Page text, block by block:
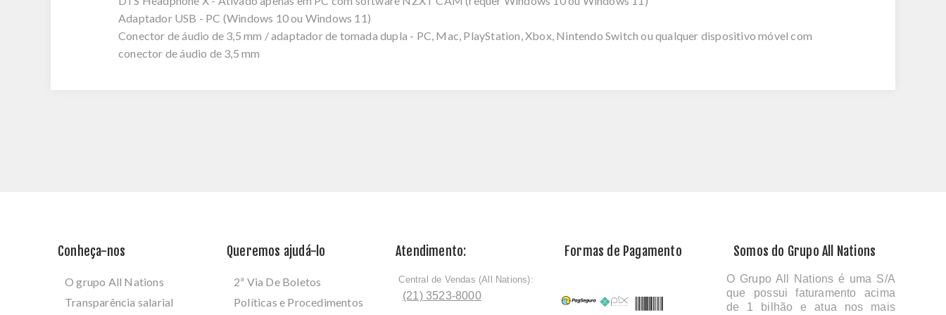
Adaptador USB - PC (Windows 10 ou Windows 11)
Conector de áudio de 3,5 mm / adaptador de tomada dupla - PC, Mac, PlayStation, Xbox, Nintendo Switch ou qualquer dispositivo móvel com
conector de áudio de 3,5 mm
Conheça-nos
O grupo All Nations
Transparência salarial
Queremos ajudá-lo
2ª Via De Boletos
Políticas e Procedimentos
Atendimento:
ﾠCentral de Vendas (All Nations):
(21) 3523-8000
Formas de Pagamento Somos do Grupo All Nations
O Grupo All Nations é uma S/A
que possui faturamento acima
de 1 bilhão e atua nos mais